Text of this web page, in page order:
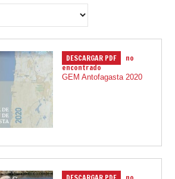
17.12.2021
DESCARGAR PDF
no
encontrado
GEM Antofagasta 2020